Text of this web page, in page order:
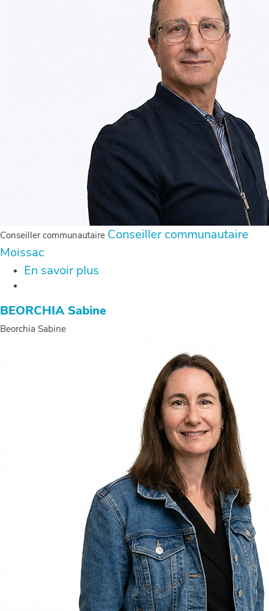
Conseiller communautaire Conseiller communautaire
Moissac
En savoir plus
Gilles
BEORCHIA Sabine
Beorchia Sabine